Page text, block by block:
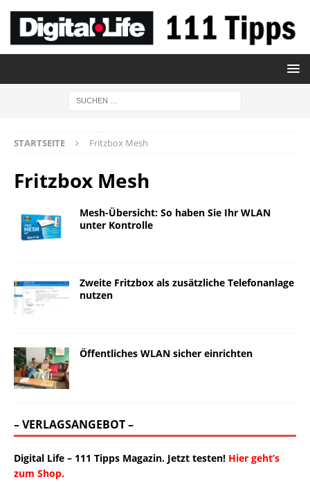
STARTSEITE Fritzbox Mesh
Fritzbox Mesh
Mesh-Übersicht: So haben Sie Ihr WLAN
unter Kontrolle
Zweite Fritzbox als zusätzliche Telefonanlage
nutzen
Öffentliches WLAN sicher einrichten
– VERLAGSANGEBOT –
Digital Life – 111 Tipps Magazin. Jetzt testen! Hier geht’s
zum Shop.